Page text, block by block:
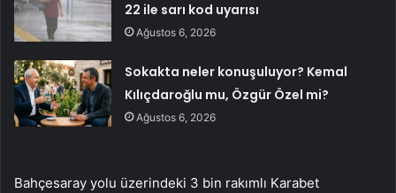
22 ile sarı kod uyarısı
Ağustos 6, 2026
Sokakta neler konuşuluyor? Kemal
Kılıçdaroğlu mu, Özgür Özel mi?
Ağustos 6, 2026
Bahçesaray yolu üzerindeki 3 bin rakımlı Karabet